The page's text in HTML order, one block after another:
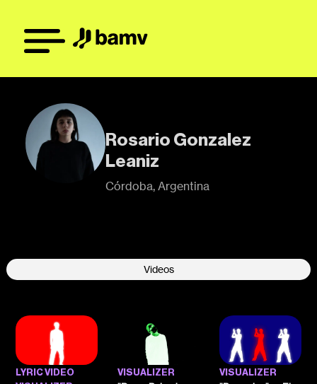
Rosario Gonzalez
Leaniz
Córdoba, Argentina
Videos
LYRIC VIDEO, VISUALIZER VISUALIZER